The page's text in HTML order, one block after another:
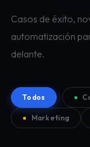
Casos de éxito,
automatización
delante.
Todos ●
● Marketing